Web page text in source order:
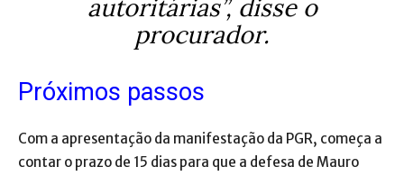
autoritárias”, disse o
procurador.
Próximos passos
Com a apresentação da manifestação da PGR, começa a
contar o prazo de 15 dias para que a defesa de Mauro